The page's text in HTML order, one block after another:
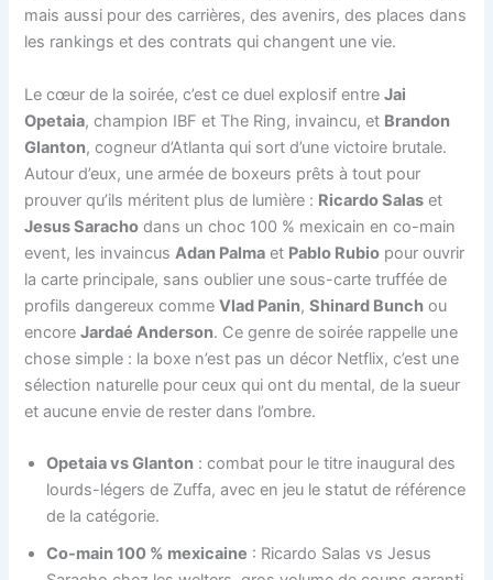
mais aussi pour des carrières, des avenirs, des places dans
les rankings et des contrats qui changent une vie.
Le cœur de la soirée, c’est ce duel explosif entreJai
Opetaia, champion IBF et The Ring, invaincu, et Brandon
Glanton, cogneur d’Atlanta qui sort d’une victoire brutale.
Autour d’eux, une armée de boxeurs prêts à tout pour
prouver qu’ils méritent plus de lumière : Ricardo Salas et
Jesus Saracho dans un choc 100 % mexicain en co-main
event, les invaincusAdan Palma et Pablo Rubio pour ouvrir
la carte principale, sans oublier une sous-carte truffée de
profils dangereux commeVlad Panin,Shinard Bunch ou
encoreJardaé Anderson. Ce genre de soirée rappelle une
chose simple : la boxe n’est pas un décor Netflix, c’est une
sélection naturelle pour ceux qui ont du mental, de la sueur
et aucune envie de rester dans l’ombre.
Opetaia vs Glanton : combat pour le titre inaugural des
lourds-légers de Zuffa, avec en jeu le statut de référence
de la catégorie.
Co-main 100 % mexicaine : Ricardo Salas vs Jesus